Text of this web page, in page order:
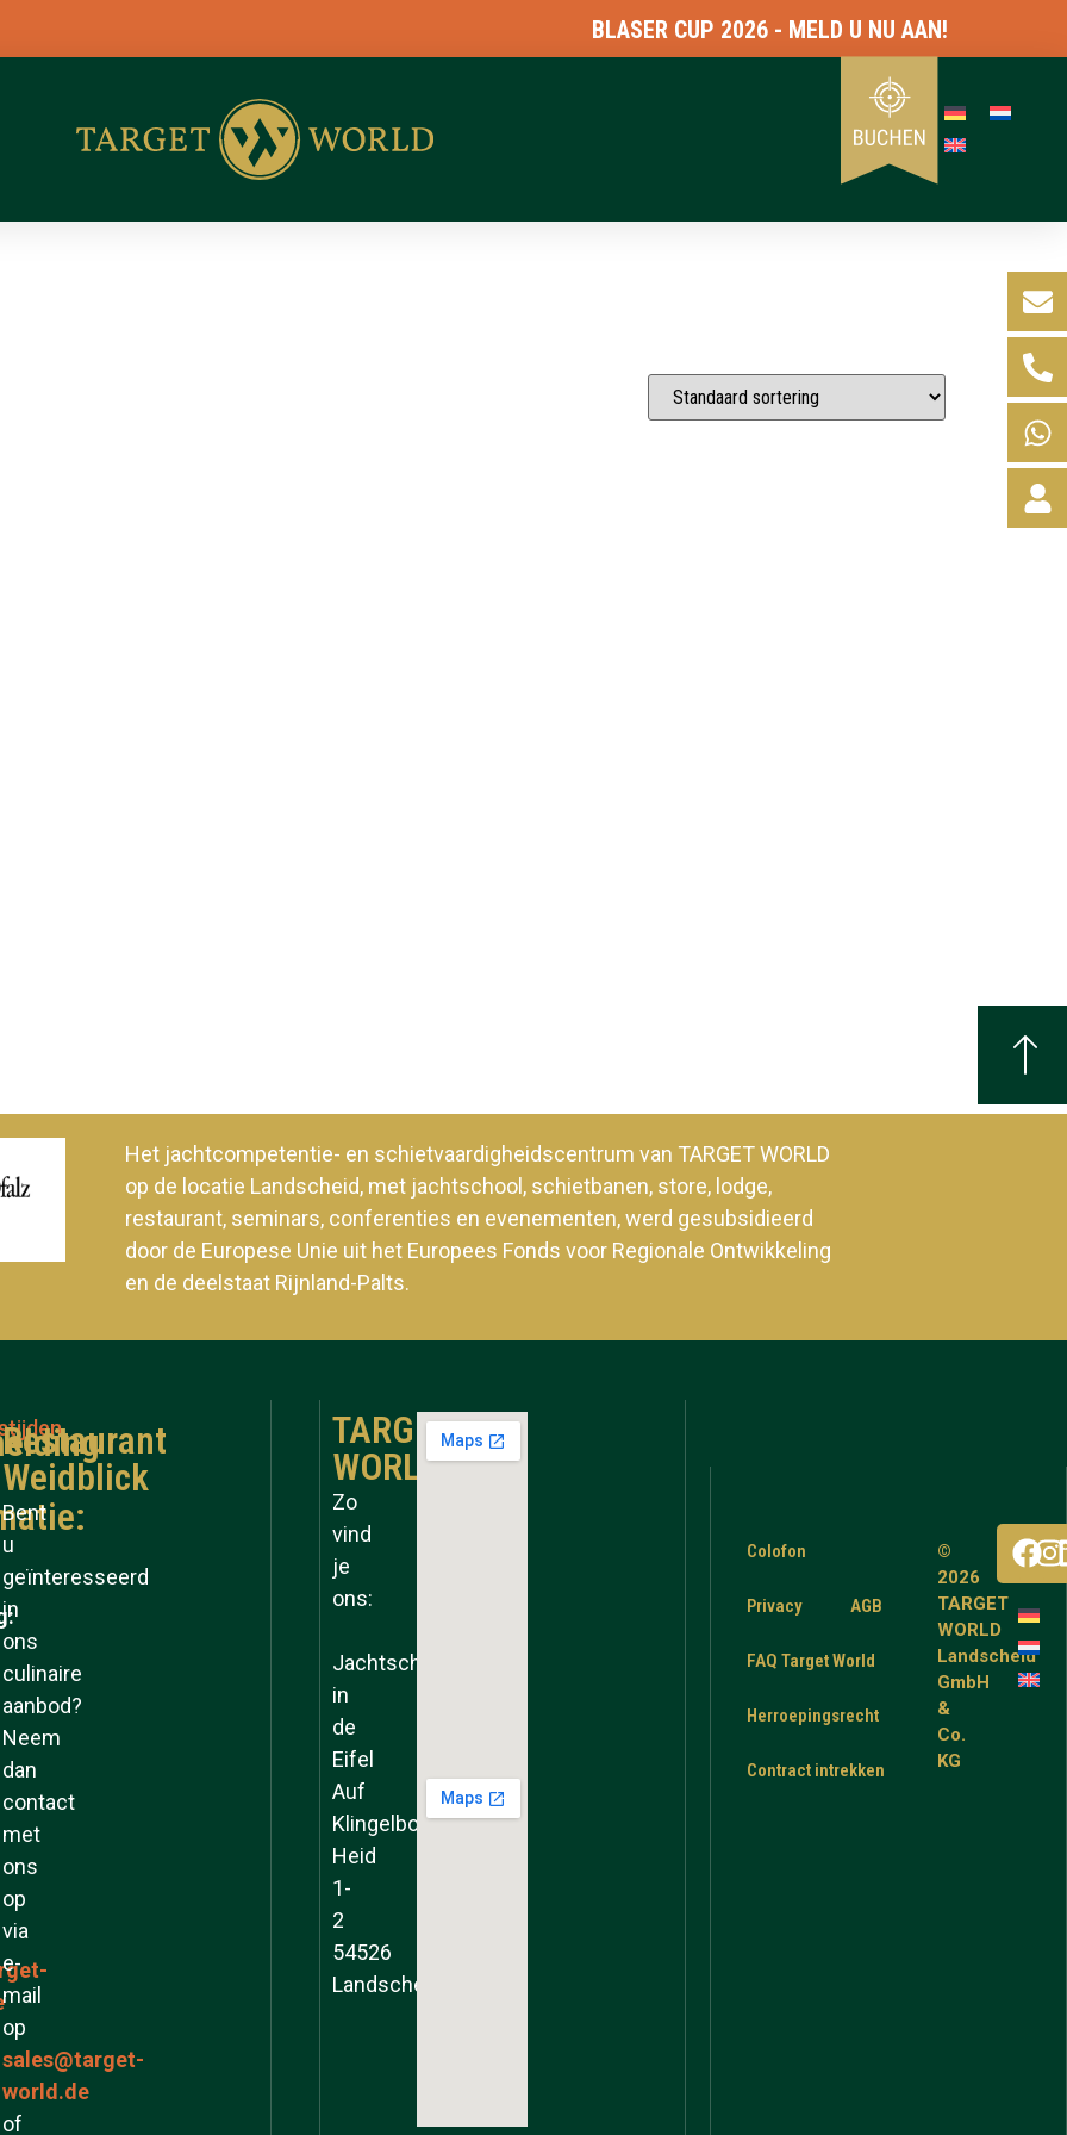
BLASER CUP 2026 - MELD U NU AAN!
Het jachtcompetentie- en schietvaardigheidscentrum van TARGET WORLD
op de locatie Landscheid, met jachtschool, schietbanen, store, lodge,
restaurant, seminars, conferenties en evenementen, werd gesubsidieerd
door de Europese Unie uit het Europees Fonds voor Regionale Ontwikkeling
en de deelstaat Rijnland-Palts.
Restaurant
Weidblick
Bent
u
geïnteresseerd
in
ons
culinaire
aanbod?
Neem
dan
contact
met
ons
op
via
e-
mail
op
sales@target-
world.de
of
TARGET
WORLD
Zo
vind
je
ons:
Jachtschool
in
de
Eifel
Auf
Klingelborner
Heid
1-
2
54526
Landscheid
Colofon
Privacy AGB
FAQ Target World
Herroepingsrecht
Contract intrekken
©
2026
TARGET
WORLD
Landscheid
GmbH
&
Co.
KG